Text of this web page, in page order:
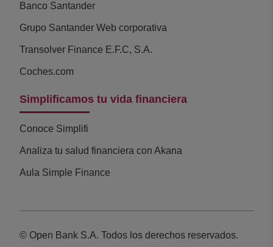
Banco Santander
Grupo Santander Web corporativa
Transolver Finance E.F.C, S.A.
Coches.com
Simplificamos tu vida financiera
Conoce Simplifi
Analiza tu salud financiera con Akana
Aula Simple Finance
© Open Bank S.A. Todos los derechos reservados.